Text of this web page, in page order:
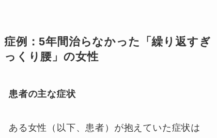
症例：5年間治らなかった「繰り返すぎ
っくり腰」の女性
患者の主な症状
ある女性（以下、患者）が抱えていた症状は